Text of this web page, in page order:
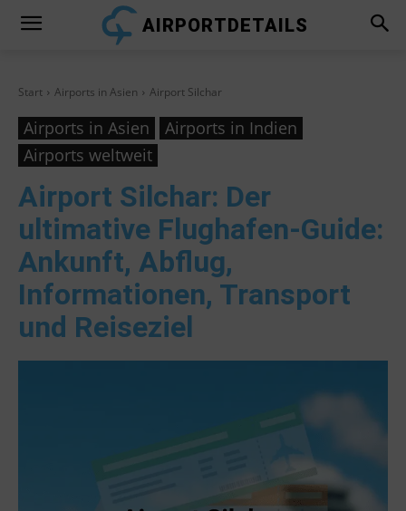
AIRPORTDETAILS
Start Airports in Asien Airport Silchar
Airports in Asien
Airports in Indien
Airports weltweit
Airport Silchar: Der
ultimative Flughafen-Guide:
Ankunft, Abflug,
Informationen, Transport
und Reiseziel